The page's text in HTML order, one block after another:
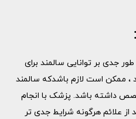
جدی بر توانایی سالمند برای
، ممکن است لازم باشدکه سالمند
داشته باشد. پزشک با انجام
علائم هرگونه شرایط جدی تر